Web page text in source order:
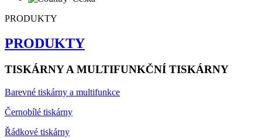
PRODUKTY
PRODUKTY
TISKÁRNY A MULTIFUNKČNÍ TISKÁRNY
Barevné tiskárny a multifunkce
Černobílé tiskárny
Řádkové tiskárny